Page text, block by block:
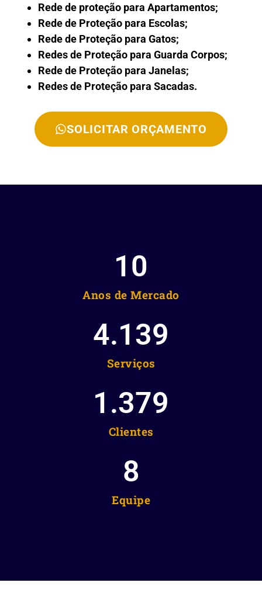
Rede de proteção para Apartamentos;
Rede de Proteção para Escolas;
Rede de Proteção para Gatos;
Redes de Proteção para Guarda Corpos;
Rede de Proteção para Janelas;
Redes de Proteção para Sacadas.
SOLICITAR ORÇAMENTO
Anos de Mercado
10
Serviços
4.139
Clientes
1.379
Equipe
8